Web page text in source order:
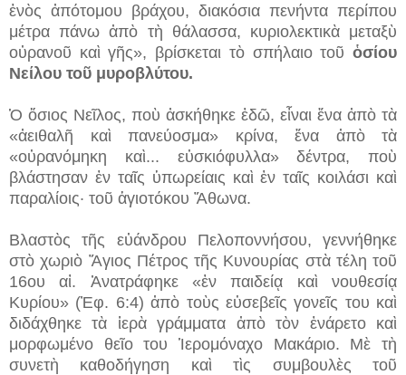
ἑνὸς ἀπότομου βράχου, διακόσια πενήντα περίπου
μέτρα πάνω ἀπὸ τὴ θάλασσα, κυριολεκτικὰ μεταξὺ
οὐρανοῦ καὶ γῆς», βρίσκεται τὸ σπήλαιο τοῦ ὁσίου
Νείλου τοῦ μυροβλύτου.
Ὁ ὅσιος Νεῖλος, ποὺ ἀσκήθηκε ἐδῶ, εἶναι ἕνα ἀπὸ τὰ
«ἀειθαλῆ καὶ πανεύοσμα» κρίνα, ἕνα ἀπὸ τὰ
«οὐρανόμηκη καὶ... εὐσκιόφυλλα» δέντρα, ποὺ
βλάστησαν ἐν ταῖς ὑπωρείαις καὶ ἐν ταῖς κοιλάσι καὶ
παραλίοις· τοῦ ἁγιοτόκου Ἄθωνα.
Βλαστὸς τῆς εὐάνδρου Πελοποννήσου, γεννήθηκε
στὸ χωριὸ Ἅγιος Πέτρος τῆς Κυνουρίας στὰ τέλη τοῦ
16ου αἰ. Ἀνατράφηκε «ἐν παιδείᾳ καὶ νουθεσίᾳ
Κυρίου» (Ἐφ. 6:4) ἀπὸ τοὺς εὐσεβεῖς γονεῖς του καὶ
διδάχθηκε τὰ ἱερὰ γράμματα ἀπὸ τὸν ἐνάρετο καὶ
μορφωμένο θεῖο του Ἱερομόναχο Μακάριο. Μὲ τὴ
συνετὴ καθοδήγηση καὶ τὶς συμβουλὲς τοῦ